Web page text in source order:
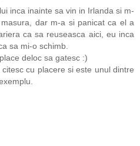
inca inainte sa vin in Irlanda si m-
dar m-a si panicat ca el a
ca sa reuseasca aici, eu inca
sa mi-o schimb.
deloc sa gatesc :)
cu placere si este unul dintre